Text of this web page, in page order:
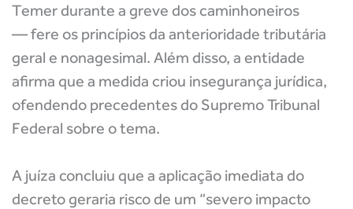
Temer durante a greve dos caminhoneiros
— fere os princípios da anterioridade tributária
geral e nonagesimal. Além disso, a entidade
afirma que a medida criou insegurança jurídica,
ofendendo precedentes do Supremo Tribunal
Federal sobre o tema.
A juíza concluiu que a aplicação imediata do
decreto geraria risco de um “severo impacto